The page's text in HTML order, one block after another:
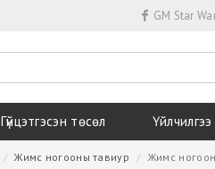
GM Star
Гүйцэтгэсэн төсөл Үйлчилгээ
Жимс ногооны тавиур Жимс